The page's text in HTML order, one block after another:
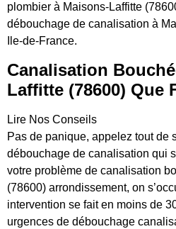
plombier à Maisons-Laffitte
débouchage de canalisation à
Ile-de-France.
Canalisation
Laffitte (78600) Que
Lire Nos Conseils
Pas de panique, appelez tout de
débouchage de canalisation qui
votre problème de canalisation
(78600) arrondissement, on
intervention se fait en moins de
urgences de débouchage